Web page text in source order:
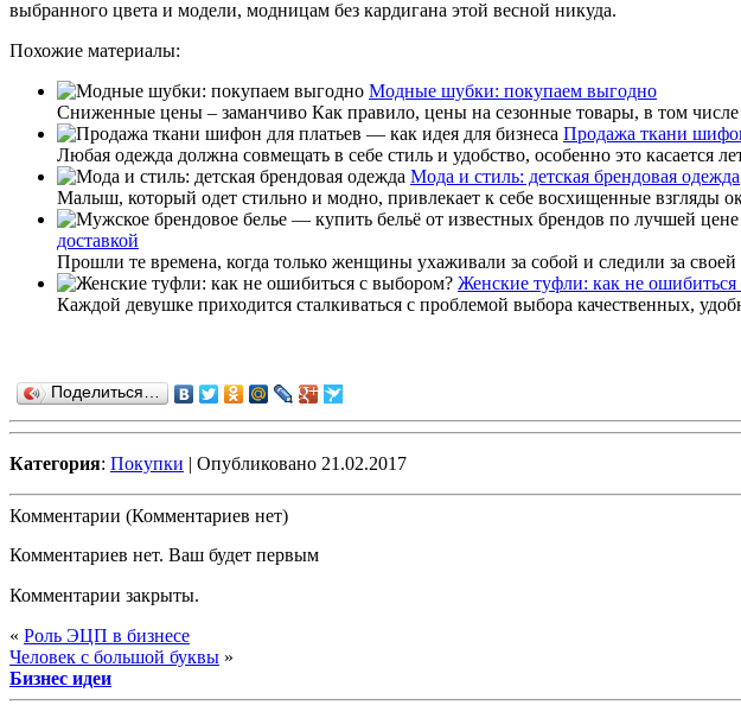
выбранного цвета и модели, модницам без кардигана этой весной никуда.
Похожие материалы:
Модные шубки: покупаем выгодно
Сниженные цены – заманчиво Как правило, цены на сезонные товары, в том числе
Продажа ткани
Любая одежда должна совмещать в себе стиль и удобство, особенно это касается
Мода и стиль: детская брендовая одежда
Малыш, который одет стильно и модно, привлекает к себе восхищенные взгляды
доставкой
Прошли те времена, когда только женщины ухаживали за собой и следили за
Женские туфли: как не
Каждой девушке приходится сталкиваться с проблемой выбора качественных,
Поделиться…
Категория: Покупки | Опубликовано 21.02.2017
Комментарии (Комментариев нет)
Комментариев нет. Ваш будет первым
Комментарии закрыты.
« Роль ЭЦП в бизнесе
Человек с большой буквы »
Бизнес идеи